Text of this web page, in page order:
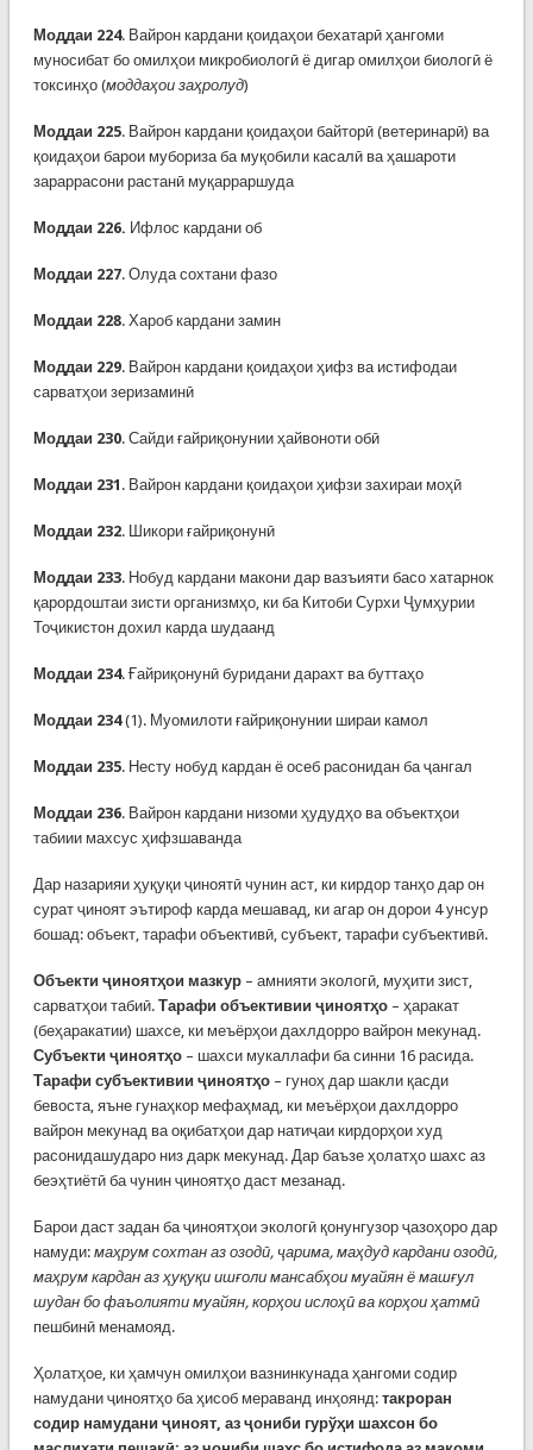
Моддаи 224. Вайрон кардани қоидаҳои бехатарӣ ҳангоми
муносибат бо омилҳои микробиологӣ ё дигар омилҳои биологӣ ё
токсинҳо (моддаҳои заҳролуд)
Моддаи 225. Вайрон кардани қоидаҳои байторӣ (ветеринарӣ) ва
қоидаҳои барои мубориза ба муқобили касалӣ ва ҳашароти
зараррасони растанӣ муқарраршуда
Моддаи 226. Ифлос кардани об
Моддаи 227. Олуда сохтани фазо
Моддаи 228. Хароб кардани замин
Моддаи 229. Вайрон кардани қоидаҳои ҳифз ва истифодаи
сарватҳои зеризаминӣ
Моддаи 230. Сайди ғайриқонунии ҳайвоноти обӣ
Моддаи 231 . Вайрон кардани қоидаҳои ҳифзи захираи моҳӣ
Моддаи 232. Шикори ғайриқонунӣ
Моддаи 233. Нобуд кардани макони дар вазъияти басо хатарнок
қарордоштаи зисти организмҳо, ки ба Китоби Сурхи Ҷумҳурии
Тоҷикистон дохил карда шудаанд
Моддаи 234. Ғайриқонунӣ буридани дарахт ва буттаҳо
Моддаи 234(1). Муомилоти ғайриқонунии шираи камол
Моддаи 235. Несту нобуд кардан ё осеб расонидан ба ҷангал
Моддаи 236. Вайрон кардани низоми ҳудудҳо ва объектҳои
табиии махсус ҳифзшаванда
Дар назарияи ҳуқуқи ҷиноятӣ чунин аст, ки кирдор танҳо дар он
сурат ҷиноят эътироф карда мешавад, ки агар он дорои 4 унсур
бошад: объект, тарафи объективӣ, субъект, тарафи субъективӣ.
Объекти ҷиноятҳои мазкур– амнияти экологӣ, муҳити зист,
сарватҳои табиӣ. Тарафи объективии ҷиноятҳо– ҳаракат
(беҳаракатии) шахсе, ки меъёрҳои дахлдорро вайрон мекунад.
Субъекти ҷиноятҳо– шахси мукаллафи ба синни 16 расида.
Тарафи субъективии ҷиноятҳо– гуноҳ дар шакли қасди
бевоста, яъне гунаҳкор мефаҳмад, ки меъёрҳои дахлдорро
вайрон мекунад ва оқибатҳои дар натиҷаи кирдорҳои худ
расонидашударо низ дарк мекунад. Дар баъзе ҳолатҳо шахс аз
беэҳтиётӣ ба чунин ҷиноятҳо даст мезанад.
Барои даст задан ба ҷиноятҳои экологӣ қонунгузор ҷазоҳоро дар
намуди: маҳрум сохтан аз озодӣ, ҷарима, маҳдуд кардани озодӣ,
маҳрум кардан аз ҳуқуқи ишғоли мансабҳои муайян ё машғул
шудан бо фаъолияти муайян, корҳои ислоҳӣ ва корҳои ҳатмӣ
пешбинӣ менамояд.
Ҳолатҳое, ки ҳамчун омилҳои вазнинкунада ҳангоми содир
намудани ҷиноятҳо ба ҳисоб мераванд инҳоянд: такроран
содир намудани ҷиноят, аз ҷониби гурўҳи шахсон бо